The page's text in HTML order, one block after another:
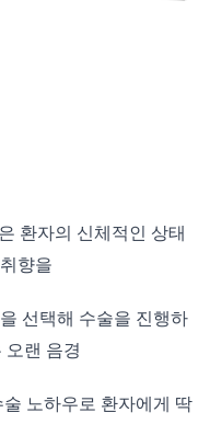
환자의 신체적인 상태
향을
선택해 수술을 진행하
오랜 음경
노하우로 환자에게 딱